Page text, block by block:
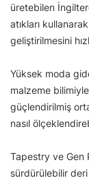
üretebilen
atıkları
geliştirilmesini
Yüksek moda
malzeme
güçlendirilmiş
nasıl
Tapestry ve Gen
sürdürülebilir